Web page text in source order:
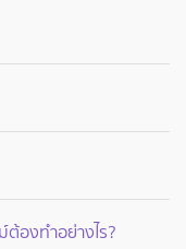
องทำอย่างไร?